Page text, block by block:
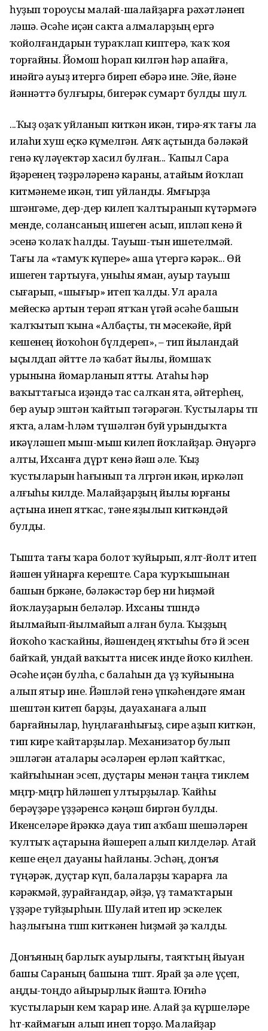
һуҙып тороусы малай-шалайҙарға рәхәтләнеп
өләшә. Әсәһе иҫән сакта алмаларҙың ергә
ҡойолғандарын тураҡлап киптерә, ҡаҡ ҡоя
торғайны. Йомош һорап килгән һәр апайға,
инәйгә ауыҙ итергә биреп ебәрә ине. Эйе, йәне
йәннәттә булғыры, бигерәк сумарт булды шул.
...Ҡыҙ оҙаҡ уйланып киткән икән, тирә-яҡ тағы ла
илаһи хуш еҫкә күмелгән. Аяҡ аҫтында бәләкәй
генә күләүектәр хасил булған... Ҡапыл Сара
өйҙәренең тәҙрәләренә караны, атайым йоҡлап
китмәнеме икән, тип уйланды. Ямғырҙа
өшөгәнгәме, дер-дер килеп ҡалтыранып күтәрмәгә
менде, солансаның ишеген асып, ипләп кенә өй
эсенә ҡолаҡ һалды. Тауыш-тын ишетелмәй.
Тағы ла «тамуҡ күпере» аша үтергә кәрәк... Өй
ишеген тартыуға, уныһы яман, ауыр тауыш
сығарып, «шығыр» итеп ҡалды. Ул арала
мейескә артын терәп ятҡан үгәй әсәһе башын
ҡалҡытып ҡына «Албаҫты, төн мәсекәйе, йөрөй
кешенең йоҡоһон бүлдереп», – тип йыландай
ыҫылдап әйтте лә ҡабат йылы, йомшаҡ
урынына йомарланып ятты. Атаһы һәр
ваҡыттағыса иҙәндә тас салҡан ята, әйтерһең,
бер ауыр эштән ҡайтып тәгәрәгән. Ҡустылары төп
яҡта, алам-һөләм түшәлгән буй урындыҡта
икәүләшеп мыш-мыш килеп йоҡлайҙар. Әнүәргә
алты, Ихсанға дүрт кенә йәш әле. Ҡыҙ
ҡустыларын һағынып та өлгөргән икән, иркәләп
алғыһы килде. Малайҙарҙың йылы юрғаны
аҫтына инеп ятҡас, тәне яҙылып киткәндәй
булды.
Тышта тағы ҡара болот ҡуйырып, ялт-йолт итеп
йәшен уйнарға кереште. Сара ҡурҡышынан
башын бөркәне, бәләкәстәр бер ни һиҙмәй
йоҡлауҙарын беләләр. Ихсаны төшөндә
йылмайып-йылмайып алған була. Ҡыҙҙың
йоҡоһо ҡасҡайны, йәшендең яҡтыһы бөтә өй эсен
байҡай, ундай ваҡытта нисек инде йоҡо килһен.
Әсәһе иҫән булһа, өс балаһын да үҙ ҡуйынына
алып ятыр ине. Йәшләй генә үпкәһендәге яман
шештән китеп барҙы, дауаханаға алып
барғайнылар, һуңлағанһығыҙ, сире аҙып киткән,
тип кире ҡайтарҙылар. Механизатор булып
эшләгән аталары әсәләрен ерләп ҡайтҡас,
ҡайғыһынан эсеп, дуҫтары менән таңға тиклем
мөңгөр-мөңгөр һөйләшеп ултырҙылар. Ҡайһы
берәүҙәре үҙҙәренсә кәңәш биргән булды.
Икенселәре йөрәккә дауа тип аҡбаш шешәләрен
ҡултыҡ аҫтарына йәшереп алып килделәр. Атай
кеше еңел дауаны һайланы. Эсһәң, донъя
түңәрәк, дуҫтар күп, балаларҙы ҡарарға ла
кәрәкмәй, ҙурайғандар, әйҙә, үҙ тамаҡтарын
үҙҙәре туйҙырһын. Шулай итеп ир эскелек
һаҙлығына төшөп киткәнен һиҙмәй ҙә ҡалды.
Донъяның барлыҡ ауырлығы, таяҡтың йыуан
башы Сараның башына төштө. Ярай ҙа әле үҫеп,
аңды-тоңдо айырырлык йәштә. Юғиһә
ҡустыларын кем ҡарар ине. Алай ҙа күршеләре
һөт-каймағын алып инеп торҙо. Малайҙар